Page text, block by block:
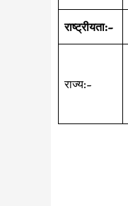
राष्ट्रीयता:-
राज्य:-